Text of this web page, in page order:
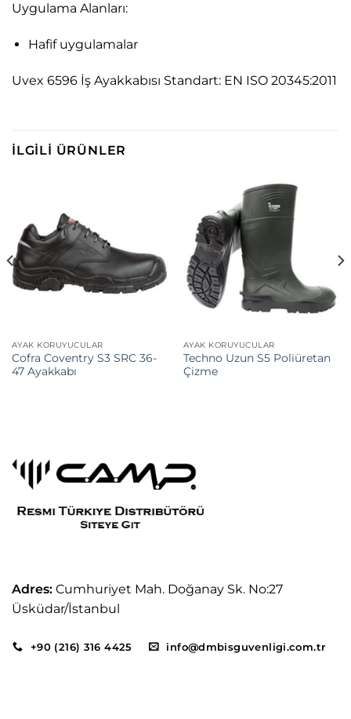
Uygulama Alanları:
Hafif uygulamalar
Uvex 6596 İş Ayakkabısı Standart: EN ISO 20345:2011
İLGILI ÜRÜNLER
AYAK KORUYUCULAR
Cofra Coventry S3 SRC 36-
47 Ayakkabı
AYAK KORUYUCULAR
Techno Uzun S5 Poliüretan
Çizme
Adres: Cumhuriyet Mah. Doğanay Sk. No:27
Üsküdar/İstanbul
+90 (216) 316 4425 info@dmbisguvenligi.com.tr